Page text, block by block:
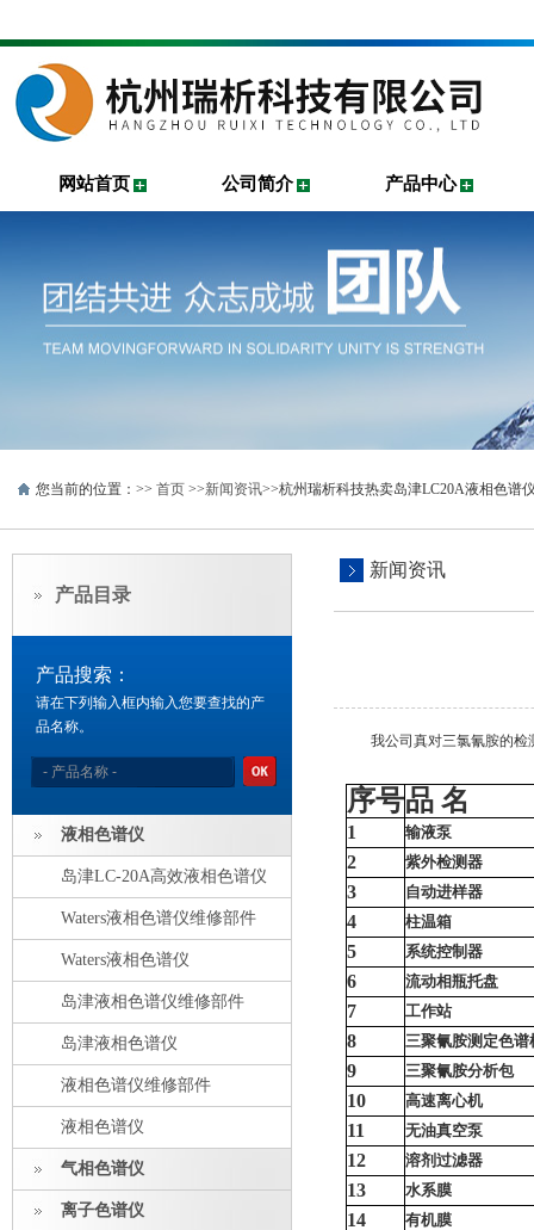
网站首页 公司简介 产品中心
您当前的位置：>> 首页 >>新闻资讯>>杭州瑞析科技热卖岛津LC20A液相色谱
产品目录
产品搜索：
请在下列输入框内输入您要查找的产
品名称。
液相色谱仪
岛津LC-20A高效液相色谱仪
Waters液相色谱仪维修部件
Waters液相色谱仪
岛津液相色谱仪维修部件
岛津液相色谱仪
液相色谱仪维修部件
液相色谱仪
气相色谱仪
离子色谱仪
新闻资讯
我公司真对三氯氰胺的检
序号品 名
1 输液泵
2 紫外检测器
3 自动进样器
4 柱温箱
5 系统控制器
6 流动相瓶托盘
7 工作站
8 三聚氰胺测定色谱
9 三聚氰胺分析包
10 高速离心机
11 无油真空泵
12 溶剂过滤器
13 水系膜
14 有机膜